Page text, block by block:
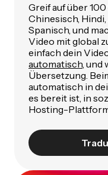
Greif auf über
Chinesisch,
Spanisch, und
Video mit global
einfach dein
automatisch ,
Übersetzung.
automatisch in
es bereit ist, in
Hosting-